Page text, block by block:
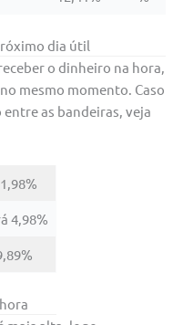
dia útil
o dinheiro na hora,
mesmo momento. Caso
as bandeiras, veja
4,98%